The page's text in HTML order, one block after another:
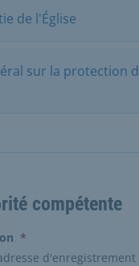
de l'Église
sur la protection
compétente
*
d'enregistrement